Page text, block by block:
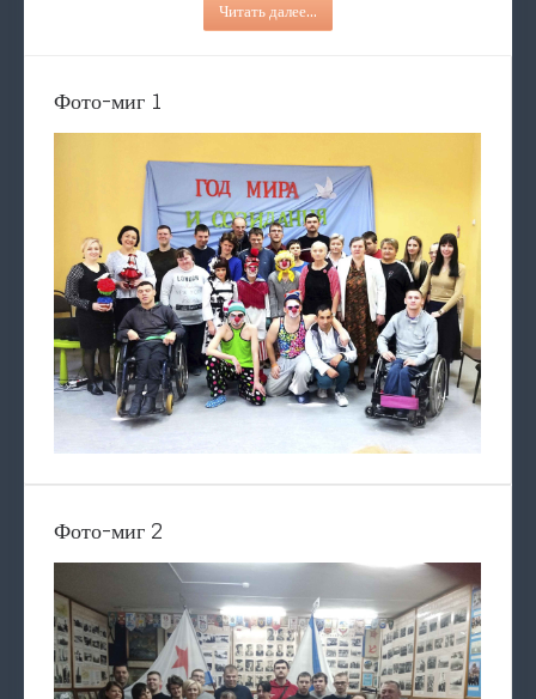
Читать далее...
Фото-миг 1
Фото-миг 2